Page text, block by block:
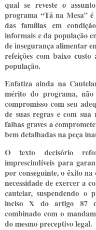
qual se reveste o
programa “Tá na Mesa”
das famílias em
informais e da população
de insegurança alimentar
refeições com baixo custo
população.
Enfatiza ainda na
mérito do programa,
compromisso com seu
de suas regras e com sua
falhas graves a
bem detalhadas na peça
O texto decisório
imprescindíveis para
por conseguinte, o êxito na
necessidade de exercer a
cautelar, suspendendo o
inciso X do artigo 87
combinado com o
do mesmo preceptivo legal.